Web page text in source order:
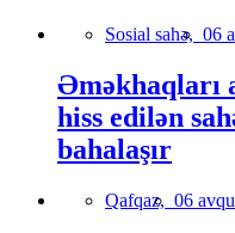
Sosial sahə, 06
Əməkhaqları
hiss edilən
bahalaşır
Qafqaz, 06